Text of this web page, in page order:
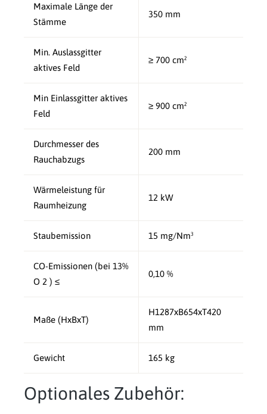
Maximale Länge der
Stämme
350 mm
Min. Auslassgitter
aktives Feld
≥ 700 cm²
Min Einlassgitter aktives
Feld
≥ 900 cm²
Durchmesser des
Rauchabzugs
200 mm
Wärmeleistung für
Raumheizung
12 kW
Staubemission 15 mg/Nm³
CO-Emissionen (bei 13%
O 2 ) ≤
0,10 %
Maße (HxBxT)
H1287xB654xT420
mm
Gewicht 165 kg
Optionales Zubehör: